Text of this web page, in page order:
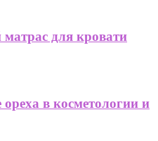
для кровати
в косметологии и